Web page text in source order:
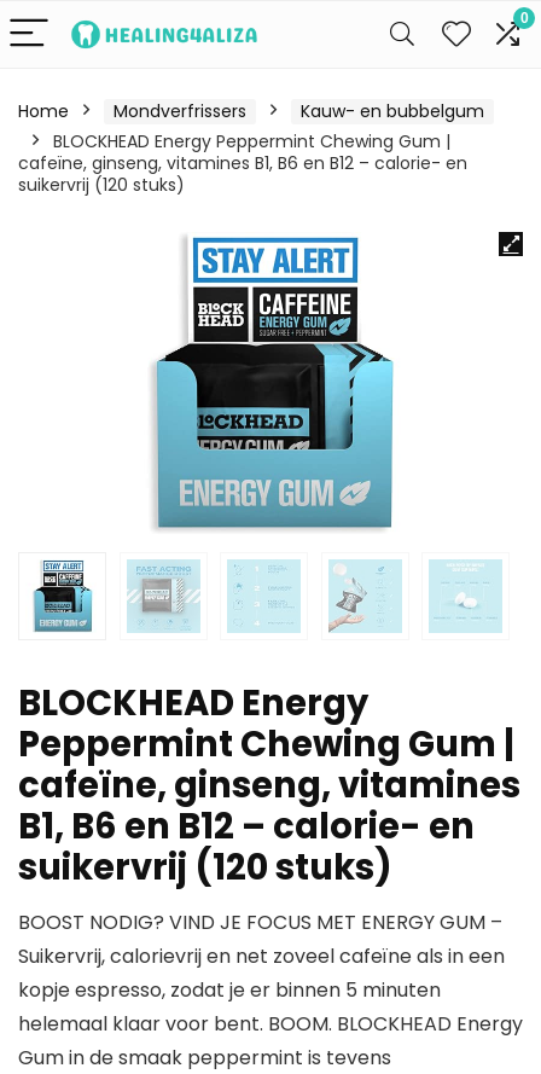
0
Home Mondverfrissers
Kauw- en bubbelgum
BLOCKHEAD Energy Peppermint Chewing Gum |
cafeïne, ginseng, vitamines B1, B6 en B12 – calorie- en
suikervrij (120 stuks)
BLOCKHEAD Energy
Peppermint Chewing Gum |
cafeïne, ginseng, vitamines
B1, B6 en B12 – calorie- en
suikervrij (120 stuks)
BOOST NODIG? VIND JE FOCUS MET ENERGY GUM –
Suikervrij, calorievrij en net zoveel cafeïne als in een
kopje espresso, zodat je er binnen 5 minuten
helemaal klaar voor bent. BOOM. BLOCKHEAD Energy
Gum in de smaak peppermint is tevens